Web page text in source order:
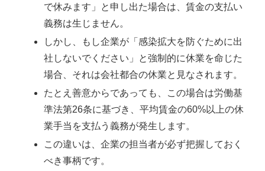
で休みます」と申し出た場合は、賃金の支払い
義務は生じません。
しかし、もし企業が「感染拡大を防ぐために出
社しないでください」と強制的に休業を命じた
場合、それは会社都合の休業と見なされます。
たとえ善意からであっても、この場合は労働基
準法第26条に基づき、平均賃金の60%以上の休
業手当を支払う義務が発生します。
この違いは、企業の担当者が必ず把握しておく
べき事柄です。